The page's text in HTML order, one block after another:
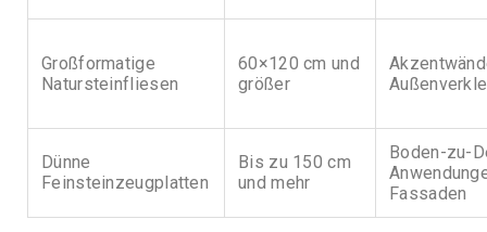
Großformatige
Natursteinfliesen
60×120 cm und
größer
Dünne
Feinsteinzeugplatten
Bis zu 150 cm
und mehr
Boden-zu-
Fassaden